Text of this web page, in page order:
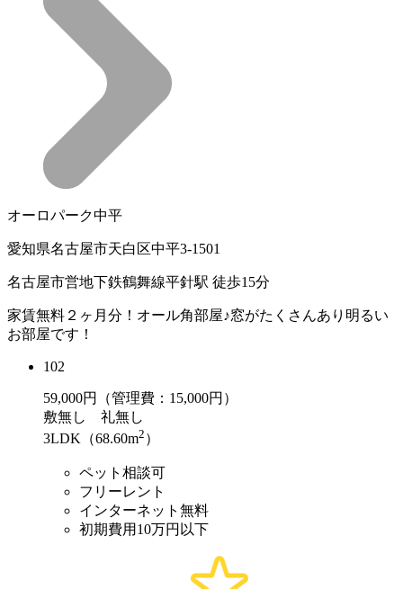
オーロパーク中平
愛知県名古屋市天白区中平3-1501
名古屋市営地下鉄鶴舞線平針駅 徒歩15分
家賃無料２ヶ月分！オール角部屋♪窓がたくさんあり明るい
お部屋です！
102
59,000円（管理費：15,000円）
敷無し 礼無し
3LDK（68.60m2 ）
ペット相談可
フリーレント
インターネット無料
初期費用10万円以下